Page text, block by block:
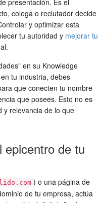
presentación. Es el
colega o reclutador decide
y optimizar esta
tu autoridad y mejorar tu
en su Knowledge
tu industria, debes
que conecten tu nombre
que posees. Esto no es
y relevancia de lo que
epicentro de tu
) o una página de
de tu empresa, actúa